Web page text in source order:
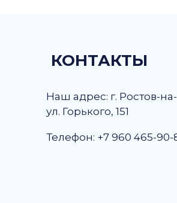
Наш адрес: г. Ростов-
ул. Горького, 151
Телефон: +7 960 465-90-
КОНТАКТЫ